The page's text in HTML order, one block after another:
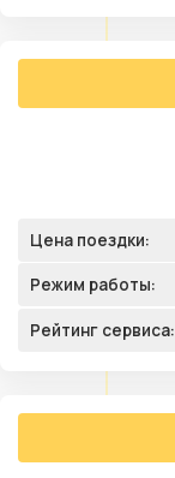
Цена поездки:
Режим работы:
Рейтинг сервиса: